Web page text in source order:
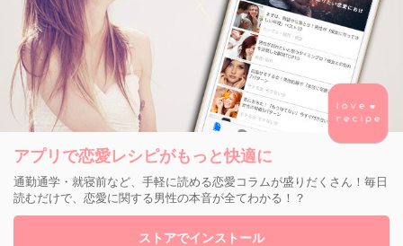
アプリで恋愛レシピがもっと快適に
通勤通学・就寝前など、手軽に読める恋愛コラムが盛りだくさん！毎日
読むだけで、恋愛に関する男性の本音が全てわかる！？
ストアでインストール